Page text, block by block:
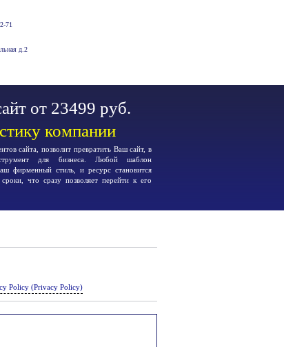
71
д.2
от 23499 руб.
компании
сайта, позволит превратить Ваш сайт, в
для бизнеса. Любой шаблон
фирменный стиль, и ресурс становится
что сразу позволяет перейти к его
Policy (Privacy Policy)